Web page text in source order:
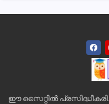
ഈ സൈറ്റിൽ